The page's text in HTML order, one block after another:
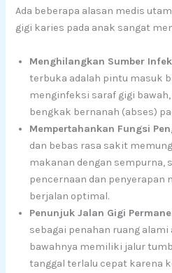
Ada beberapa alasan medis
gigi karies pada anak sangat
Menghilangkan Sumber
terbuka adalah pintu masuk
menginfeksi saraf gigi
bengkak bernanah (abses)
Mempertahankan Fungsi
dan bebas rasa sakit
makanan dengan sempurna,
pencernaan dan penyerapan
berjalan optimal.
Penunjuk Jalan Gigi
sebagai penahan ruang alami
bawahnya memiliki jalur
tanggal terlalu cepat karena